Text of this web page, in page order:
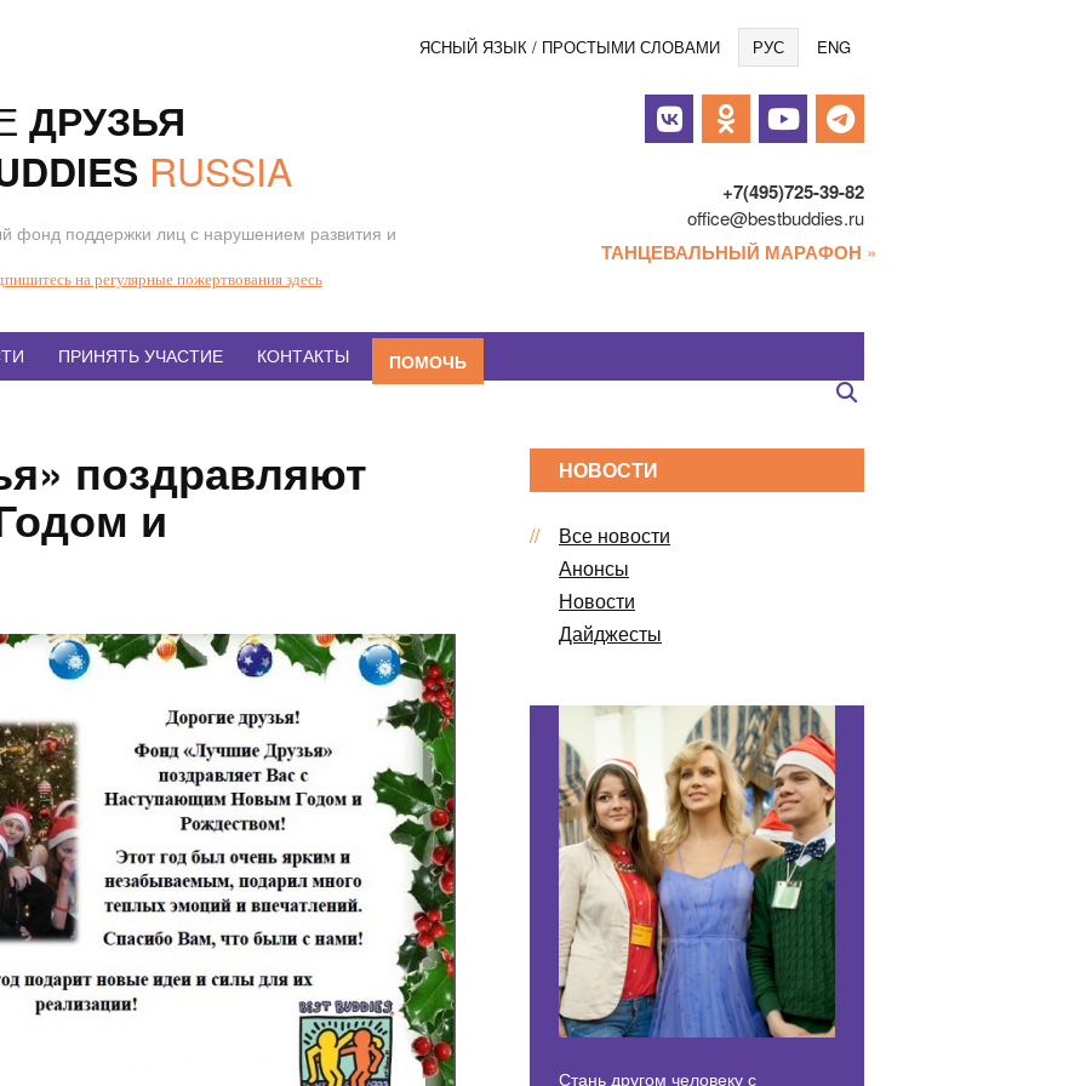
ЯСНЫЙ ЯЗЫК / ПРОСТЫМИ СЛОВАМИ РУС ENG
ДРУЗЬЯ
RUSSIA
фонд поддержки лиц с нарушением развития и
+7(495)725-39-82
office@bestbuddies.ru
ТАНЦЕВАЛЬНЫЙ МАРАФОН »
на регулярные пожертвования здесь
ПРИНЯТЬ УЧАСТИЕ КОНТАКТЫ ПОМОЧЬ
поздравляют
и
НОВОСТИ
Все новости
Анонсы
Новости
Дайджесты
Стань другом человеку с